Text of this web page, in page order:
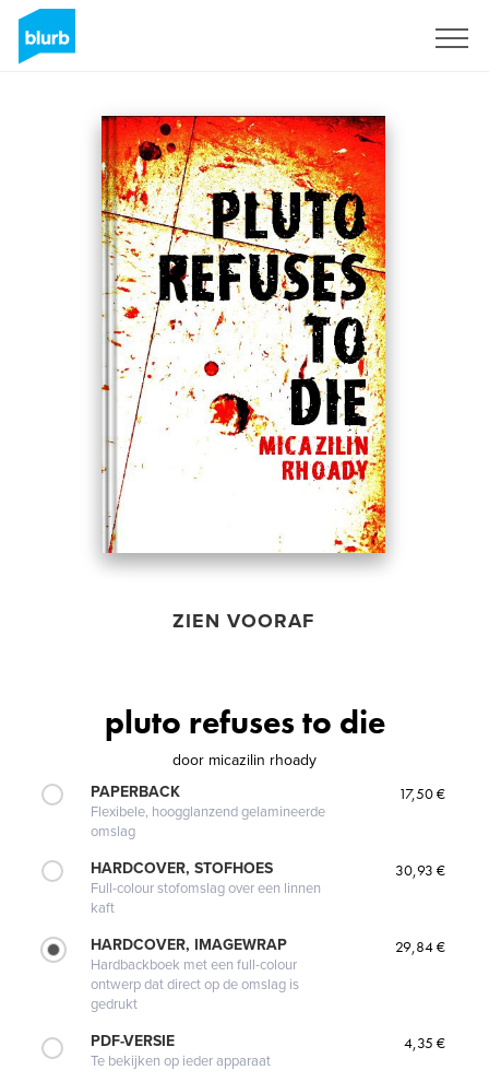
ZIEN VOORAF
pluto refuses to die
door micazilin rhoady
PAPERBACK
Flexibele, hoogglanzend gelamineerde
omslag
17,50 €
HARDCOVER, STOFHOES
Full-colour stofomslag over een linnen
kaft
30,93 €
HARDCOVER, IMAGEWRAP
Hardbackboek met een full-colour
ontwerp dat direct op de omslag is
gedrukt
29,84 €
PDF-VERSIE
Te bekijken op ieder apparaat
4,35 €